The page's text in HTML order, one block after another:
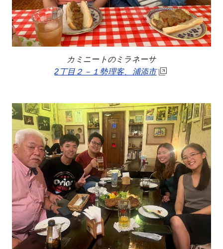
カミニートのミラネーサ
2丁目２－１勢理客、浦添市